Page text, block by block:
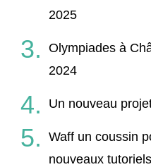
2025
Olympiades à
2024
Un nouveau
Waff un coussin
nouveaux tutoriels